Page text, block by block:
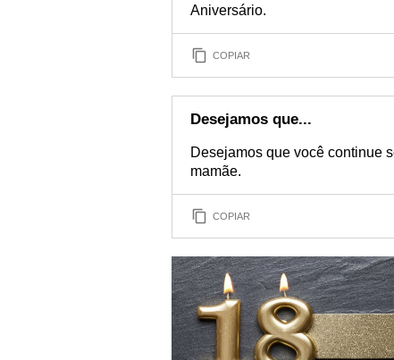
Aniversário.
COPIAR
Desejamos que...
Desejamos que você continue
mamãe.
COPIAR